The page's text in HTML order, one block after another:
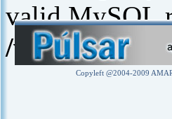
valid MySQL
/www/
Copyleft @2004-2009